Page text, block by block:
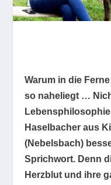
Warum in die
so naheliegt …
Haselbacher aus
(Nebelsbach)
Sprichwort. Denn
Herzblut und ihre